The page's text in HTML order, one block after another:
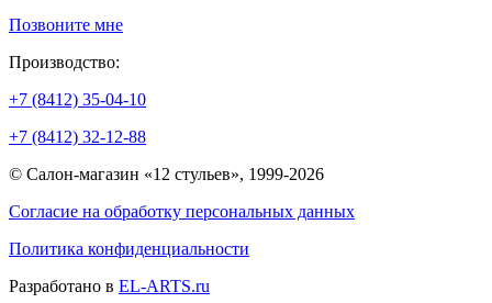
Позвоните мне
Производство:
+7 (8412) 35-04-10
+7 (8412) 32-12-88
© Салон-магазин «12 стульев», 1999-2026
Согласие на обработку персональных данных
Политика конфиденциальности
Разработано в EL-ARTS.ru